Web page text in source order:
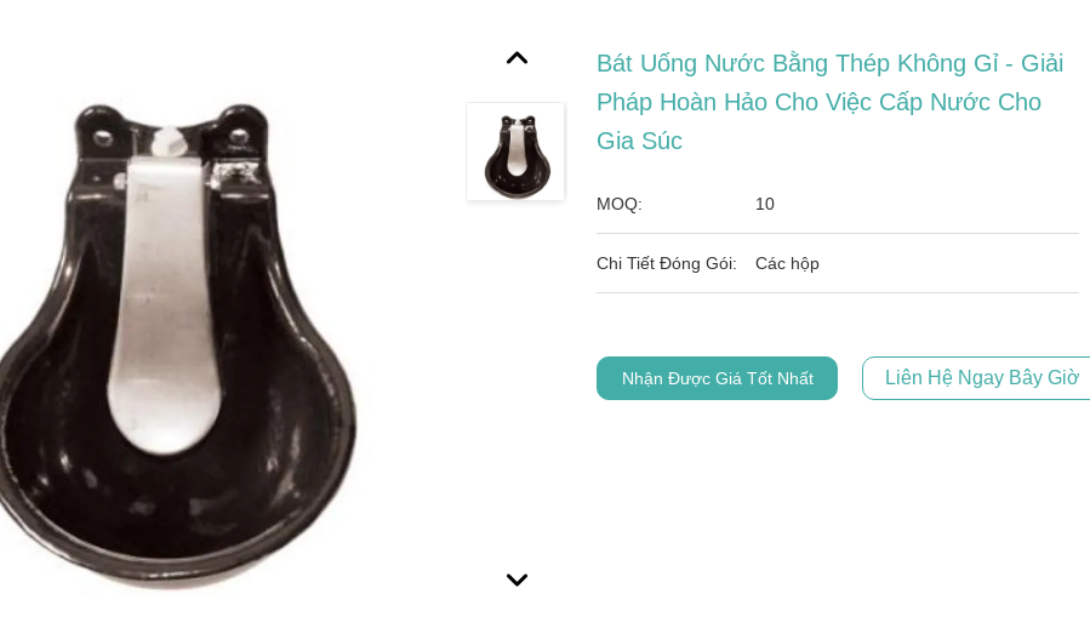
Bát Uống Nước Bằng Thép Không Gỉ - Giải
Pháp Hoàn Hảo Cho Việc Cấp Nước Cho
Gia Súc
MOQ: 10
Chi Tiết Đóng Gói: Các hộp
Nhận Được Giá Tốt Nhất Liên Hệ Ngay Bây Giờ